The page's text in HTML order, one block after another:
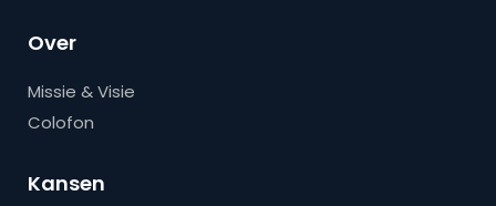
Over
Missie & Visie
Colofon
Kansen